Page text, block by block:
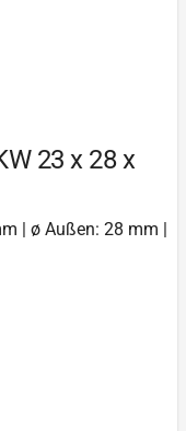
23 x 28 x
| ø Außen: 28 mm |